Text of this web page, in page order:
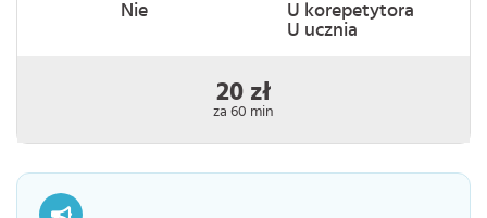
Nie
U korepetytora
U ucznia
20 zł
za 60 min